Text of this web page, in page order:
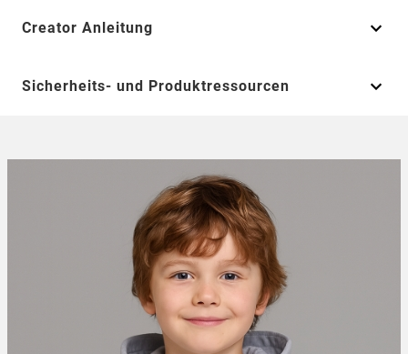
Creator Anleitung
Sicherheits- und Produktressourcen